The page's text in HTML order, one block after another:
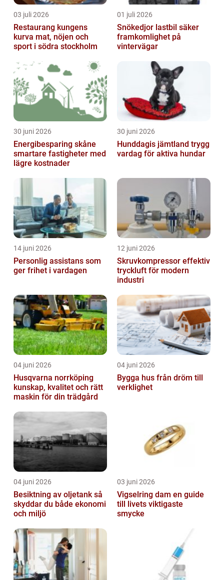
03 juli 2026
Restaurang kungens
kurva mat, nöjen och
sport i södra stockholm
01 juli 2026
Snökedjor lastbil säker
framkomlighet på
vintervägar
30 juni 2026
Energibesparing skåne
smartare fastigheter med
lägre kostnader
30 juni 2026
Hunddagis jämtland trygg
vardag för aktiva hundar
14 juni 2026
Personlig assistans som
ger frihet i vardagen
12 juni 2026
Skruvkompressor effektiv
tryckluft för modern
industri
04 juni 2026
Husqvarna norrköping
kunskap, kvalitet och rätt
maskin för din trädgård
04 juni 2026
Bygga hus från dröm till
verklighet
04 juni 2026
Besiktning av oljetank så
skyddar du både ekonomi
och miljö
03 juni 2026
Vigselring dam en guide
till livets viktigaste
smycke